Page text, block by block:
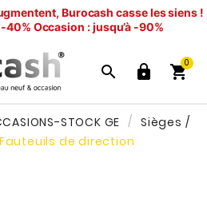
Burocash casse les siens !
40% Occasion : jusqu’à -90%
  
0
STOCK GE
Sièges /
Fauteuils de direction